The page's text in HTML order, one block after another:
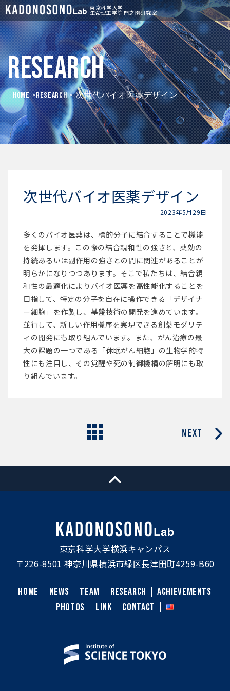
東京科学大学
生命理工学院 門之園研究室
Research
HOME >Research > 次世代バイオ医薬デザイン
次世代バイオ医薬デザイン
2023年5月29日
多くのバイオ医薬は、標的分子に結合することで機能
を発揮します。この際の結合親和性の強さと、薬効の
持続あるいは副作用の強さとの間に関連があることが
明らかになりつつあります。そこで私たちは、結合親
和性の最適化によりバイオ医薬を高性能化することを
目指して、特定の分子を自在に操作できる「デザイナ
ー細胞」を作製し、基盤技術の開発を進めています。
並行して、新しい作用機序を実現できる創薬モダリテ
ィの開発にも取り組んでいます。また、がん治療の最
大の課題の一つである「休眠がん細胞」の生物学的特
性にも注目し、その覚醒や死の制御機構の解明にも取
り組んでいます。
東京科学大学横浜キャンパス
〒226-8501 神奈川県横浜市緑区長津田町4259-B60
HOME NEWS TEAM RESEARCH
ACHIEVEMENTS
PHOTOS
LINK CONTACT